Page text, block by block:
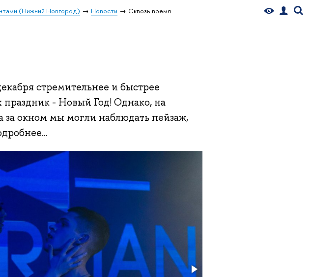
(Нижний Новгород) Новости Сквозь время
стремительнее и быстрее
- Новый Год! Однако, на
за окном мы могли наблюдать пейзаж,